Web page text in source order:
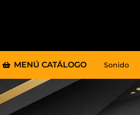
MENÚ CATÁLOGO Sonido